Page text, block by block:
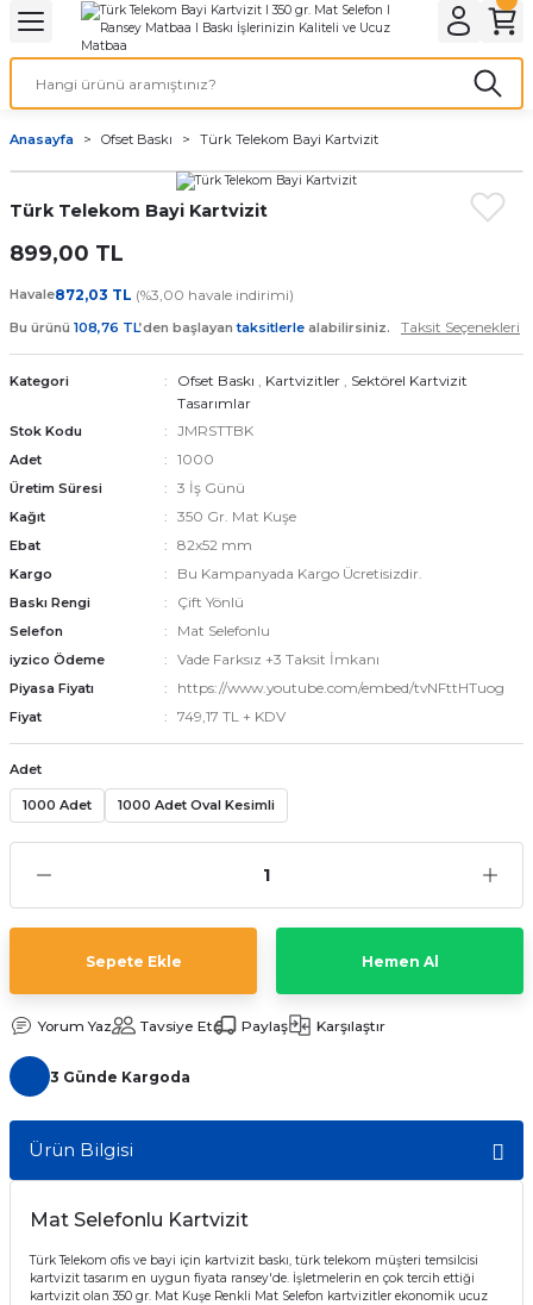
Geri Dön
Geri Dön
Kağıdı
Geri Dön
Geri Dön
Ürünleri
Geri Dön
Geri Dön
Geri Dön
Anasayfa Ofset Baskı Türk Telekom Bayi Kartvizit
Türk Telekom Bayi Kartvizit
899,00 TL
Havale872,03 TL (%3,00 havale indirimi)
Bu ürünü 108,76 TL’den başlayantaksitlerle alabilirsiniz. Taksit Seçenekleri
Kategori Ofset Baskı , Kartvizitler , Sektörel Kartvizit
Tasarımlar
Stok Kodu JMRSTTBK
Adet 1000
Üretim Süresi 3 İş Günü
Kağıt 350 Gr. Mat Kuşe
Ebat 82x52 mm
Kargo Bu Kampanyada Kargo Ücretisizdir.
Baskı Rengi Çift Yönlü
Selefon Mat Selefonlu
iyzico Ödeme Vade Farksız +3 Taksit İmkanı
Piyasa Fiyatı https://www.youtube.com/embed/tvNFttHTuog
Fiyat 749,17 TL + KDV
Adet
1000 Adet 1000 Adet Oval Kesimli
Sepete Ekle Hemen Al
Yorum Yaz Tavsiye Et Paylaş Karşılaştır
3 Günde Kargoda
Ürün Bilgisi
Mat Selefonlu Kartvizit
Türk Telekom ofis ve bayi için kartvizit baskı, türk telekom müşteri temsilcisi
kartvizit tasarım en uygun fiyata ransey'de. İşletmelerin en çok tercih ettiği
kartvizit olan 350 gr. Mat Kuşe Renkli Mat Selefon kartvizitler ekonomik ucuz